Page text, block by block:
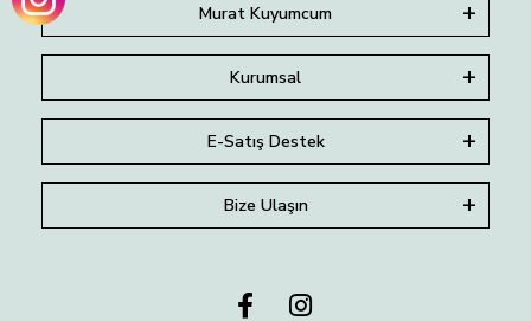
Murat Kuyumcum
Kurumsal
E-Satış Destek
Bize Ulaşın